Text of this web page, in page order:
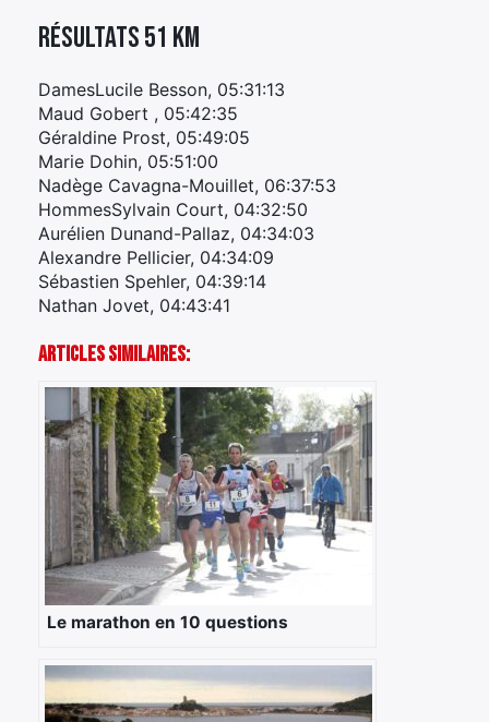
Résultats 51 km
DamesLucile Besson, 05:31:13
Maud Gobert , 05:42:35
Géraldine Prost, 05:49:05
Marie Dohin, 05:51:00
Nadège Cavagna-Mouillet, 06:37:53
HommesSylvain Court, 04:32:50
Aurélien Dunand-Pallaz, 04:34:03
Alexandre Pellicier, 04:34:09
Sébastien Spehler, 04:39:14
Nathan Jovet, 04:43:41
Articles Similaires:
Le marathon en 10 questions